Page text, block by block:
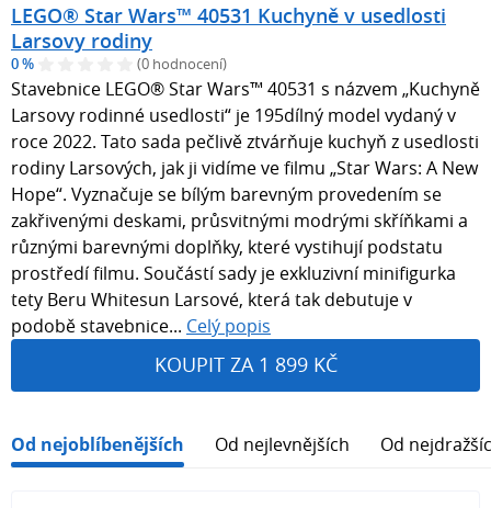
LEGO® Star Wars™ 40531 Kuchyně v usedlosti
Larsovy rodiny
0 % (0 hodnocení)
Stavebnice LEGO® Star Wars™ 40531 s názvem „Kuchyně
Larsovy rodinné usedlosti“ je 195dílný model vydaný v
roce 2022. Tato sada pečlivě ztvárňuje kuchyň z usedlosti
rodiny Larsových, jak ji vidíme ve filmu „Star Wars: A New
Hope“. Vyznačuje se bílým barevným provedením se
zakřivenými deskami, průsvitnými modrými skříňkami a
různými barevnými doplňky, které vystihují podstatu
prostředí filmu. Součástí sady je exkluzivní minifigurka
tety Beru Whitesun Larsové, která tak debutuje v
podobě stavebnice... Celý popis
KOUPIT ZA 1 899 KČ
Od nejoblíbenějších Od nejlevnějších Od